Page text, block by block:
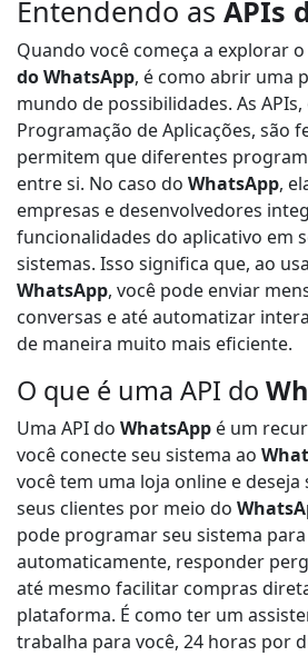
d
o
r
d
e
á
u
d
i
o
Entendendo as APIs
Quando você começa a explorar
do WhatsApp, é como abrir uma
mundo de possibilidades. As
Programação de Aplicações, são
permitem que diferentes
entre si. No caso do WhatsApp,
empresas e desenvolvedores
funcionalidades do aplicativo em
sistemas. Isso significa que, ao
WhatsApp, você pode enviar
conversas e até automatizar
de maneira muito mais eficiente.
O que é uma API do
Uma API do WhatsApp é um
você conecte seu sistema ao
você tem uma loja online e
seus clientes por meio do
pode programar seu sistema
automaticamente, responder
até mesmo facilitar compras
plataforma. É como ter um
trabalha para você, 24 horas por